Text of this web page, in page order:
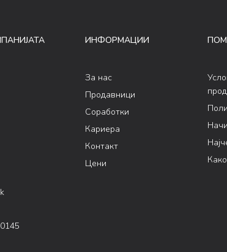
ИНФОРМАЦИИ
За нас
Продавници
Соработки
Кариера
Контакт
Цени